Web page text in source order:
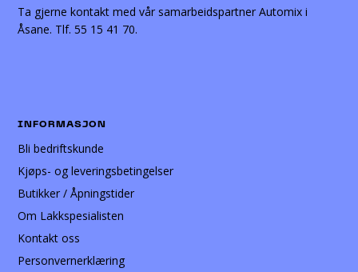
Ta gjerne kontakt med vår samarbeidspartner Automix i
Åsane. Tlf. 55 15 41 70.
INFORMASJON
Bli bedriftskunde
Kjøps- og leveringsbetingelser
Butikker / Åpningstider
Om Lakkspesialisten
Kontakt oss
Personvernerklæring